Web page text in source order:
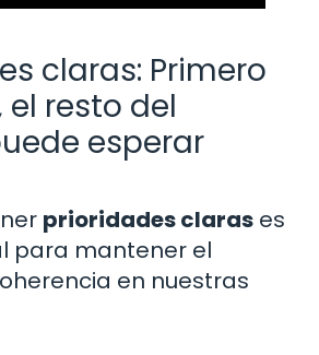
claras: Primero
el resto del
esperar
prioridades claras es
para mantener el
en nuestras